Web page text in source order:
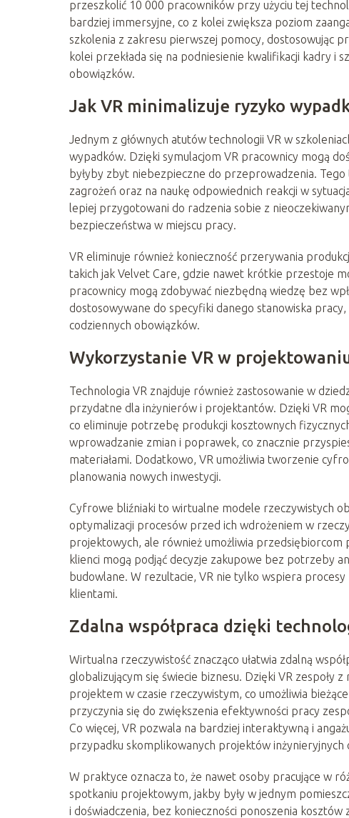
przeszkolić 10 000 pracowników przy użyciu tej
bardziej immersyjne, co z kolei zwiększa poziom
szkolenia z zakresu pierwszej pomocy, dostosowując
kolei przekłada się na podniesienie kwalifikacji kadry
obowiązków.
Jak VR minimalizuje ryzyko
Jednym z głównych atutów technologii VR w
wypadków. Dzięki symulacjom VR pracownicy mogą
byłyby zbyt niebezpieczne do przeprowadzenia.
zagrożeń oraz na naukę odpowiednich reakcji w
lepiej przygotowani do radzenia sobie z
bezpieczeństwa w miejscu pracy.
VR eliminuje również konieczność przerywania
takich jak Velvet Care, gdzie nawet krótkie przestoje
pracownicy mogą zdobywać niezbędną wiedzę bez
dostosowywane do specyfiki danego stanowiska
codziennych obowiązków.
Wykorzystanie VR w
Technologia VR znajduje również zastosowanie w
przydatne dla inżynierów i projektantów. Dzięki VR
co eliminuje potrzebę produkcji kosztownych
wprowadzanie zmian i poprawek, co znacznie
materiałami. Dodatkowo, VR umożliwia tworzenie
planowania nowych inwestycji.
Cyfrowe bliźniaki to wirtualne modele rzeczywistych
optymalizacji procesów przed ich wdrożeniem w
projektowych, ale również umożliwia
klienci mogą podjąć decyzje zakupowe bez potrzeby
budowlane. W rezultacie, VR nie tylko wspiera
klientami.
Zdalna współpraca dzięki
Wirtualna rzeczywistość znacząco ułatwia zdalną
globalizującym się świecie biznesu. Dzięki VR zespoły
projektem w czasie rzeczywistym, co umożliwia
przyczynia się do zwiększenia efektywności pracy
Co więcej, VR pozwala na bardziej interaktywną i
przypadku skomplikowanych projektów inżynieryjnych
W praktyce oznacza to, że nawet osoby pracujące w
spotkaniu projektowym, jakby były w jednym
i doświadczenia, bez konieczności ponoszenia